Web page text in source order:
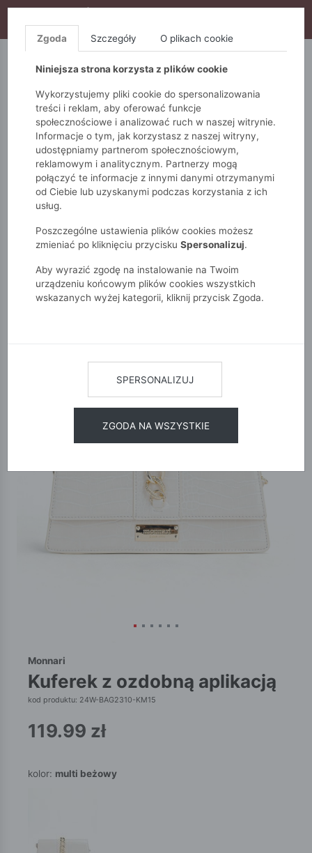
S10), DODATKOWE 15% ZA 3SZT (KOD: S15)
5.10.15. QUIOSQUE
Monnari Torby
KOLEKCJA PREMIUM
Kuferek z ozdobną aplikacją
Monnari
kuferek z ozdobną aplikacją
kod produktu: 24W-BAG2310-KM15
119.99 zł
kolor: multi beżowy
Zgoda Szczegóły O plikach cookie
Niniejsza strona korzysta z plików cookie
Wykorzystujemy pliki cookie do spersonalizowania
treści i reklam, aby oferować funkcje
społecznościowe i analizować ruch w naszej witrynie.
Informacje o tym, jak korzystasz z naszej witryny,
udostępniamy partnerom społecznościowym,
reklamowym i analitycznym. Partnerzy mogą
połączyć te informacje z innymi danymi otrzymanymi
od Ciebie lub uzyskanymi podczas korzystania z ich
usług.
Poszczególne ustawienia plików cookies możesz
zmieniać po kliknięciu przycisku Spersonalizuj.
Aby wyrazić zgodę na instalowanie na Twoim
urządzeniu końcowym plików cookies wszystkich
wskazanych wyżej kategorii, kliknij przycisk Zgoda.
SPERSONALIZUJ
ZGODA NA WSZYSTKIE